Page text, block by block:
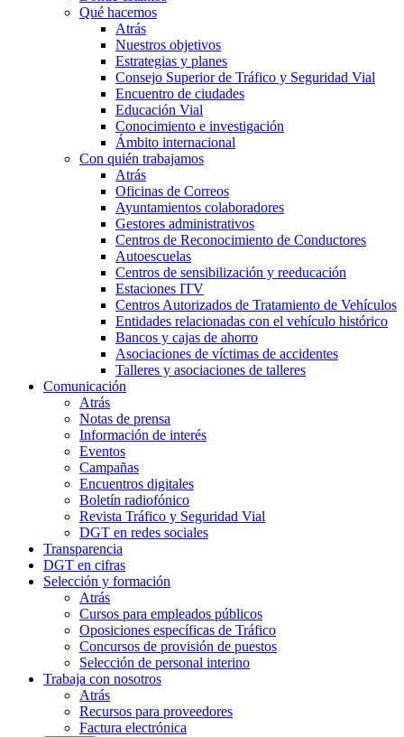
Qué hacemos
Atrás
Nuestros objetivos
Estrategias y planes
Consejo Superior de Tráfico y Seguridad Vial
Encuentro de ciudades
Educación Vial
Conocimiento e investigación
Ámbito internacional
Con quién trabajamos
Atrás
Oficinas de Correos
Ayuntamientos colaboradores
Gestores administrativos
Centros de Reconocimiento de Conductores
Autoescuelas
Centros de sensibilización y reeducación
Estaciones ITV
Centros Autorizados de Tratamiento de Vehículos
Entidades relacionadas con el vehículo histórico
Bancos y cajas de ahorro
Asociaciones de víctimas de accidentes
Talleres y asociaciones de talleres
Comunicación
Atrás
Notas de prensa
Información de interés
Eventos
Campañas
Encuentros digitales
Boletín radiofónico
Revista Tráfico y Seguridad Vial
DGT en redes sociales
Transparencia
DGT en cifras
Selección y formación
Atrás
Cursos para empleados públicos
Oposiciones específicas de Tráfico
Concursos de provisión de puestos
Selección de personal interino
Trabaja con nosotros
Atrás
Recursos para proveedores
Factura electrónica